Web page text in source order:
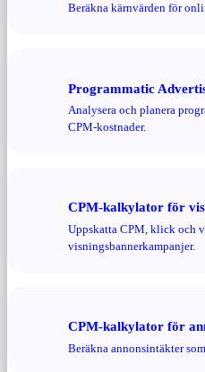
Beräkna kärnvärden för
Programmatic
Analysera och planera
CPM-kostnader.
CPM-kalkylator för
Uppskatta CPM, klick och
visningsbannerkampanjer.
CPM-kalkylator för
Beräkna annonsintäkter